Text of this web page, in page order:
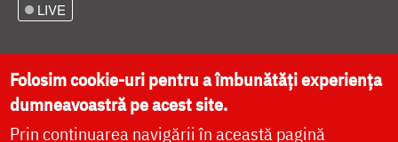
LIVE
Folosim cookie-uri pentru a îmbunătăți experiența
dumneavoastră pe acest site.
Prin continuarea navigării în această pagină